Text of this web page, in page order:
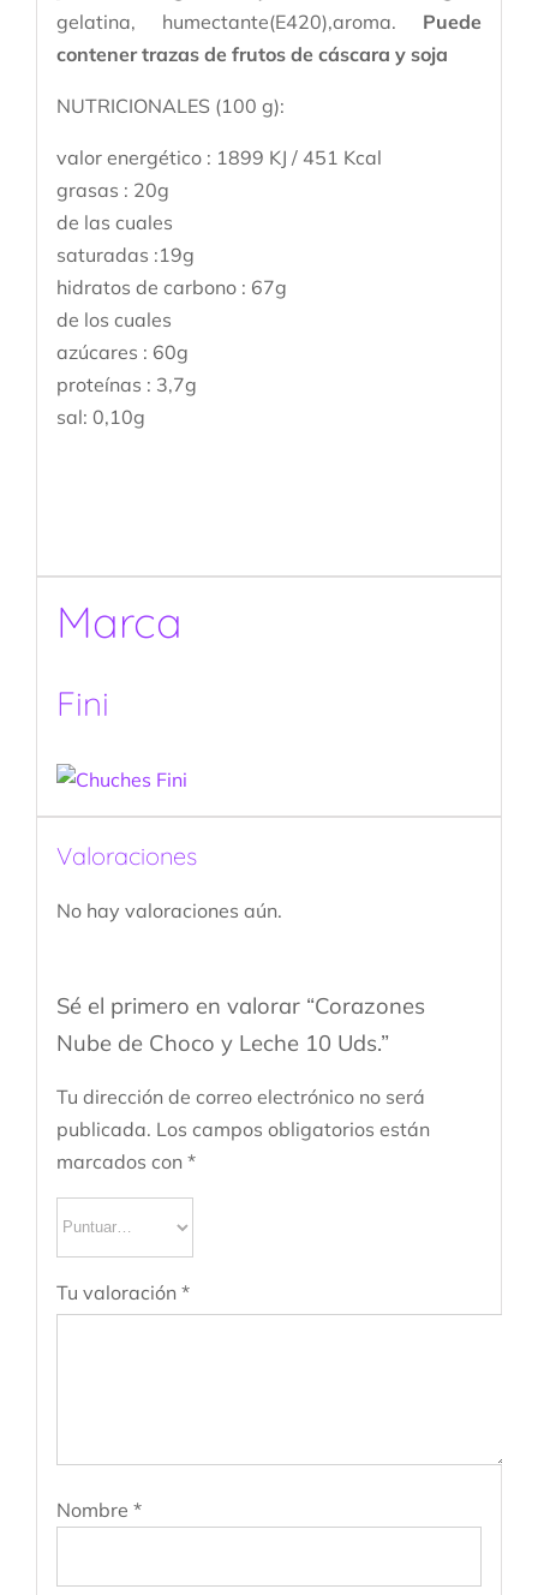
gelatina, humectante(E420),aroma. Puede
contener trazas de frutos de cáscara y soja
NUTRICIONALES (100 g):
valor energético : 1899 KJ / 451 Kcal
grasas : 20g
de las cuales
saturadas :19g
hidratos de carbono : 67g
de los cuales
azúcares : 60g
proteínas : 3,7g
sal: 0,10g
Marca
Fini
Valoraciones
No hay valoraciones aún.
Sé el primero en valorar “Corazones
Nube de Choco y Leche 10 Uds.”
Tu dirección de correo electrónico no será
publicada. Los campos obligatorios están
marcados con *
Tu valoración *
Nombre *